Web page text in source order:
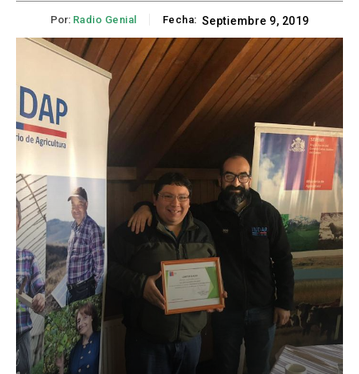
Por: Radio Genial Fecha: Septiembre 9, 2019